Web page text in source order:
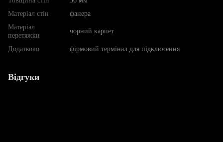
Матеріал стін
фанера
Матеріал
перетяжки
чорний карпет
Додатково фірмовий термінал для підключення
Відгуки